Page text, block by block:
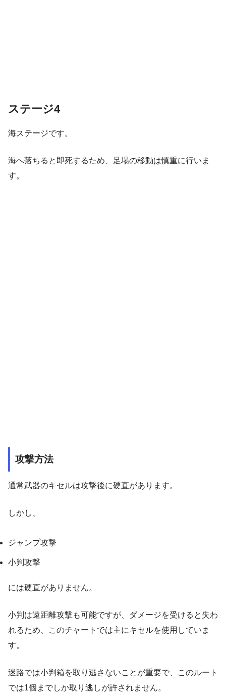
ステージ4
海ステージです。
海へ落ちると即死するため、足場の移動は慎重に行いま
す。
攻撃方法
通常武器のキセルは攻撃後に硬直があります。
しかし、
ジャンプ攻撃
小判攻撃
には硬直がありません。
小判は遠距離攻撃も可能ですが、ダメージを受けると失わ
れるため、このチャートでは主にキセルを使用していま
す。
迷路では小判箱を取り逃さないことが重要で、このルート
では1個までしか取り逃しが許されません。